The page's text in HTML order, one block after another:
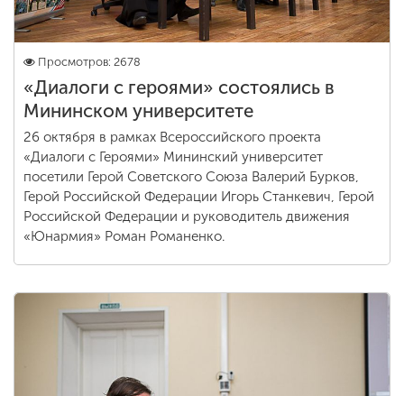
Просмотров: 2678
«Диалоги с героями» состоялись в
Мининском университете
26 октября в рамках Всероссийского проекта
«Диалоги с Героями» Мининский университет
посетили Герой Советского Союза Валерий Бурков,
Герой Российской Федерации Игорь Станкевич, Герой
Российской Федерации и руководитель движения
«Юнармия» Роман Романенко.